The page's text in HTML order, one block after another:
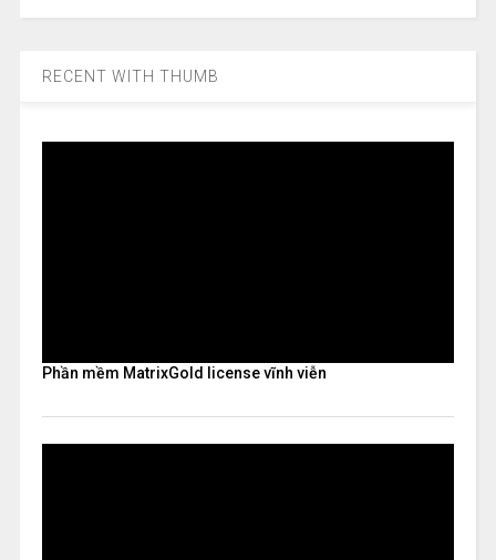
RECENT WITH THUMB
Phần mềm MatrixGold license vĩnh viễn